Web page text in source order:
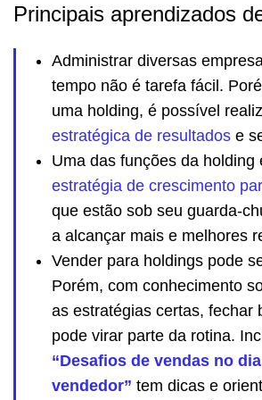
Principais aprendizados
Administrar diversas
tempo não é tarefa fácil.
uma holding, é possível
estratégica de resultados e
Uma das funções da holding
estratégia de crescimento
que estão sob seu guarda-
a alcançar mais e melhores
Vender para holdings pode
Porém, com conhecimento
as estratégias certas, fechar
pode virar parte da rotina.
“Desafios de vendas no
vendedor” tem dicas e